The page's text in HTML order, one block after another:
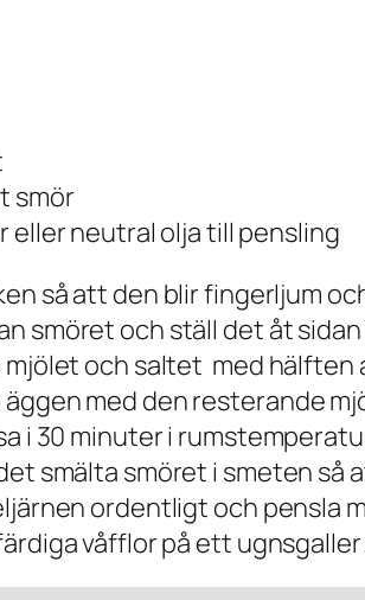
smör
eller neutral olja till pensling
så att den blir fingerljum
smöret och ställ det åt
mjölet och saltet med hälften
äggen med den resterande
i 30 minuter i
smälta smöret i smeten så
ordentligt och pensla
våfflor på ett